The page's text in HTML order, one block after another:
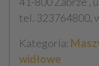
tel. 323764800,
Kategoria:
widłowe